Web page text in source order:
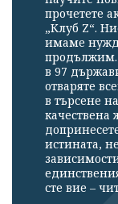
прочетете
„Клуб Z“.
имаме
продължим.
в 97
отваряте
в търсене
качествена
истината,
сте вие –